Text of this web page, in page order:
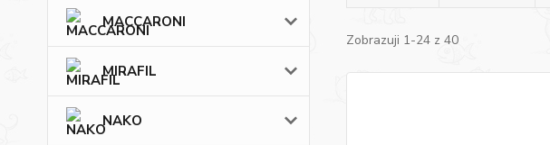
MACCARONI
MIRAFIL
NAKO
Zobrazuji 1-24 z 40